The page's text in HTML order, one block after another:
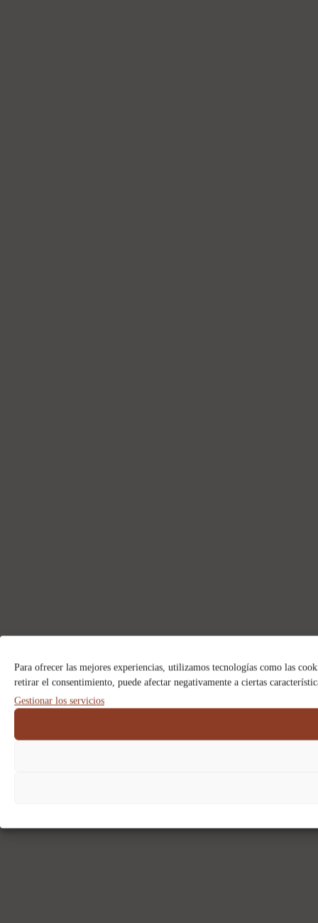
Para ofrecer las mejores experiencias, utilizamos tecnologías como las
retirar el consentimiento, puede afectar negativamente a ciertas
Gestionar los servicios